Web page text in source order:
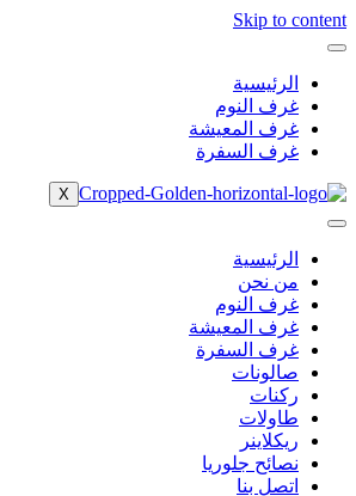
Skip to content
الرئيسية
غرف النوم
غرف المعيشة
غرف السفرة
X
الرئيسية
من نحن
غرف النوم
غرف المعيشة
غرف السفرة
صالونات
ركنات
طاولات
ريكلاينر
نصائح جلوريا
اتصل بنا